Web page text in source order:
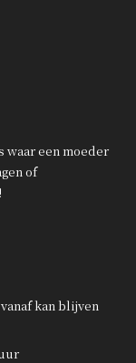
waar een moeder
of
kan blijven